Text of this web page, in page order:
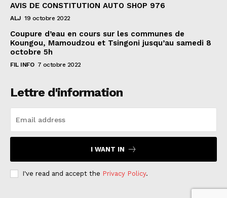
AVIS DE CONSTITUTION AUTO SHOP 976
ALJ 19 octobre 2022
Coupure d’eau en cours sur les communes de
Koungou, Mamoudzou et Tsingoni jusqu’au samedi 8
octobre 5h
FIL INFO 7 octobre 2022
Lettre d'information
I WANT IN
I've read and accept the Privacy Policy.